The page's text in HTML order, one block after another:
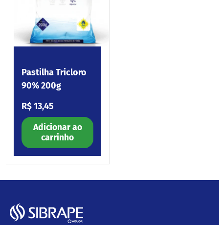
Pastilha Tricloro
90% 200g
Preço normal
R$ 13,45
Adicionar ao
carrinho